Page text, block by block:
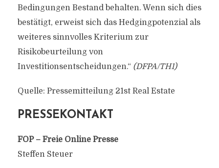
Bedingungen Bestand behalten. Wenn sich dies
bestätigt, erweist sich das Hedgingpotenzial als
weiteres sinnvolles Kriterium zur
Risikobeurteilung von
Investitionsentscheidungen.“ (DFPA/TH1)
Quelle: Pressemitteilung 21st Real Estate
PRESSEKONTAKT
FOP – Freie Online Presse
Steffen Steuer